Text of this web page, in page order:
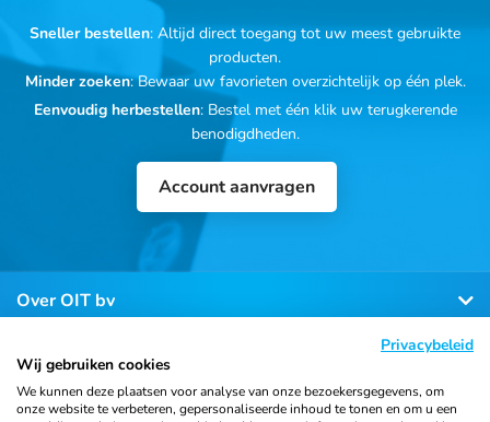
Sneller bestellen: Altijd direct toegang tot uw meest gebruikte
producten.
Minder zoeken: Bewaar uw favorieten overzichtelijk op één plek.
Eenvoudig herbestellen: Bestel met één klik uw terugkerende
benodigdheden.
Account aanvragen
Over OIT bv
Klantenservice
Privacybeleid
Wij gebruiken cookies
We kunnen deze plaatsen voor analyse van onze bezoekersgegevens, om
onze website te verbeteren, gepersonaliseerde inhoud te tonen en om u een